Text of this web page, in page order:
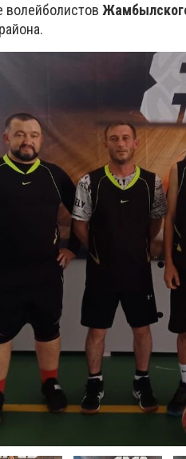
волейболистов
района.